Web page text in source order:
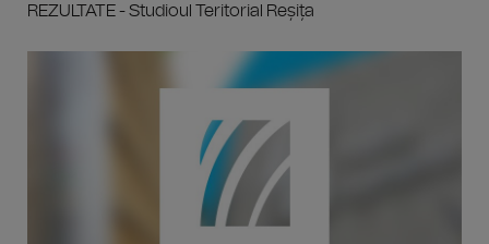
REZULTATE - Studioul Teritorial Reșița